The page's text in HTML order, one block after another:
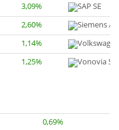
3,09%
2,60%
1,14%
1,25%
0,69%